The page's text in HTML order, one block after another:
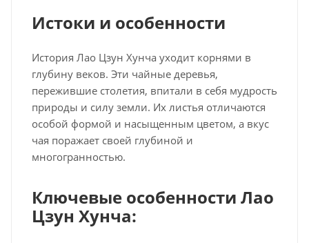
Истоки и особенности
История Лао Цзун Хунча уходит корнями в
глубину веков. Эти чайные деревья,
пережившие столетия, впитали в себя мудрость
природы и силу земли. Их листья отличаются
особой формой и насыщенным цветом, а вкус
чая поражает своей глубиной и
многогранностью.
Ключевые особенности Лао
Цзун Хунча: